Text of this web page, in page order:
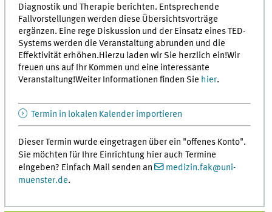
Diagnostik und Therapie berichten. Entsprechende
Fallvorstellungen werden diese Übersichtsvorträge
ergänzen. Eine rege Diskussion und der Einsatz eines TED-
Systems werden die Veranstaltung abrunden und die
Effektivität erhöhen.Hierzu laden wir Sie herzlich ein!Wir
freuen uns auf Ihr Kommen und eine interessante
Veranstaltung!Weiter Informationen finden Sie hier.
Termin in lokalen Kalender importieren
Dieser Termin wurde eingetragen über ein "offenes Konto".
Sie möchten für Ihre Einrichtung hier auch Termine
eingeben? Einfach Mail senden an
medizin.fak@uni-
muenster.de.